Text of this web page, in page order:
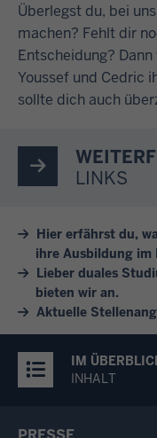
Überlegst du, bei
machen? Fehlt dir
Entscheidung?
Youssef und Cedric
sollte dich auch
LINKS
Hier erfährst du,
ihre Ausbildung im
Lieber duales
bieten wir an.
Aktuelle
IM
INHALT